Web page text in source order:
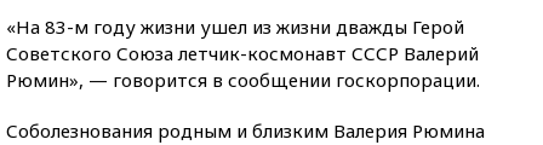
«На 83-м году жизни ушел из жизни дважды Герой
Советского Союза летчик-космонавт СССР Валерий
Рюмин», — говорится в сообщении госкорпорации.
Соболезнования родным и близким Валерия Рюмина